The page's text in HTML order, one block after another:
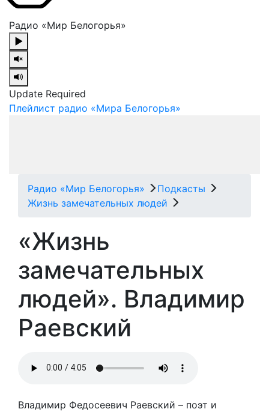
Радио «Мир Белогорья»
Update Required
Плейлист радио «Мира Белогорья»
Радио «Мир Белогорья»
Подкасты
Жизнь замечательных людей
«Жизнь
замечательных
людей». Владимир
Раевский
Владимир Федосеевич Раевский – поэт и